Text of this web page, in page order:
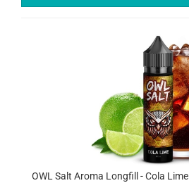
OWL Salt Aroma Longfill - Cola Lime